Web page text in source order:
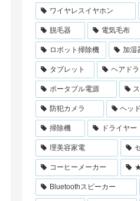
ワイヤレスイヤホン
脱毛器 電気毛布
ロボット掃除機 加湿
タブレット ヘアド
ポータブル電源
防犯カメラ ヘッ
掃除機 ドライヤー
理美容家電
コーヒーメーカー
Bluetoothスピーカー